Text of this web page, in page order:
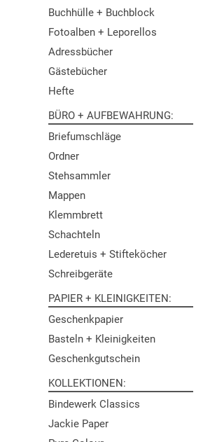
Buchhülle + Buchblock
Fotoalben + Leporellos
Adressbücher
Gästebücher
Hefte
BÜRO + AUFBEWAHRUNG
Briefumschläge
Ordner
Stehsammler
Mappen
Klemmbrett
Schachteln
Lederetuis + Stifteköcher
Schreibgeräte
PAPIER + KLEINIGKEITEN
Geschenkpapier
Basteln + Kleinigkeiten
Geschenkgutschein
KOLLEKTIONEN
Bindewerk Classics
Jackie Paper